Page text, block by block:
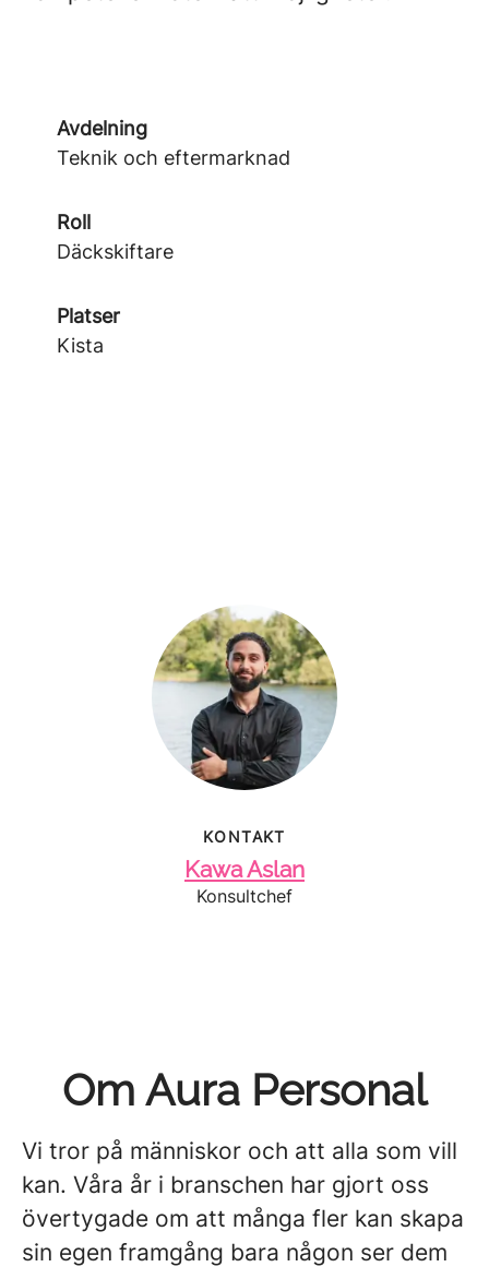
Avdelning
Teknik och eftermarknad
Roll
Däckskiftare
Platser
Kista
KONTAKT
Kawa Aslan
Konsultchef
Om Aura Personal
Vi tror på människor och att alla som vill
kan. Våra år i branschen har gjort oss
övertygade om att många fler kan skapa
sin egen framgång bara någon ser dem